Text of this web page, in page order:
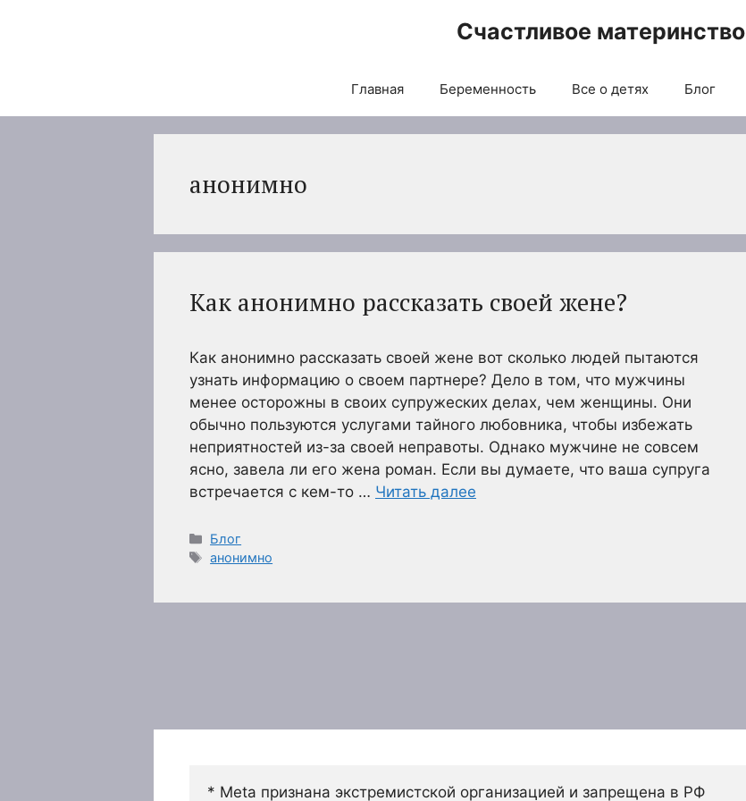
Счастливое материнство
Главная Беременность Все о детях Блог
анонимно
Как анонимно рассказать своей жене?
Как анонимно рассказать своей жене вот сколько людей пытаются
узнать информацию о своем партнере? Дело в том, что мужчины
менее осторожны в своих супружеских делах, чем женщины. Они
обычно пользуются услугами тайного любовника, чтобы избежать
неприятностей из-за своей неправоты. Однако мужчине не совсем
ясно, завела ли его жена роман. Если вы думаете, что ваша супруга
встречается с кем-то … Читать далее
Рубрики
Блог
Метки
анонимно
* Meta признана экстремистской организацией и запрещена в РФ